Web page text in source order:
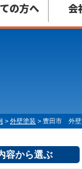
の方へ 会
> 外壁塗装 > 豊田市 外
容から選ぶ